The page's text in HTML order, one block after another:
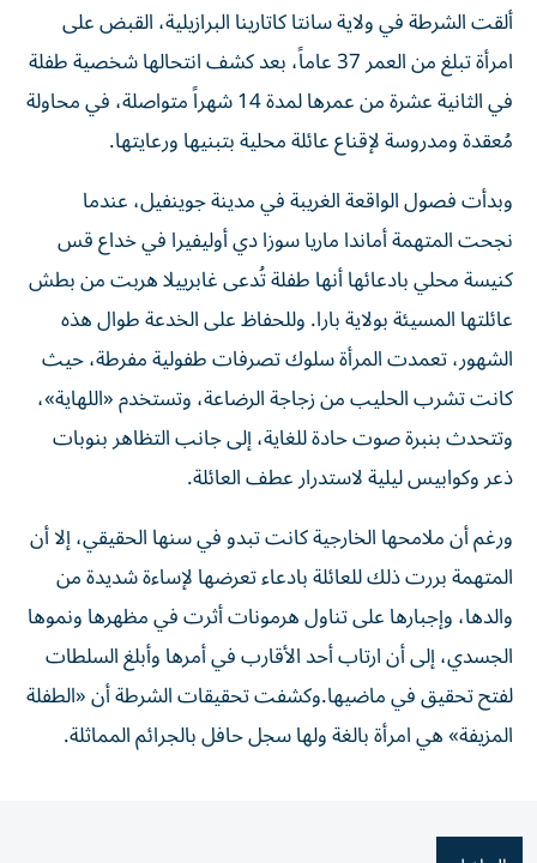
ألقت الشرطة في ولاية سانتا كاتارينا البرازيلية، القبض على
امرأة تبلغ من العمر 37 عاماً، بعد كشف انتحالها شخصية طفلة
في الثانية عشرة من عمرها لمدة 14 شهراً متواصلة، في محاولة
مُعقدة ومدروسة لإقناع عائلة محلية بتبنيها ورعايتها.
وبدأت فصول الواقعة الغريبة في مدينة جوينفيل، عندما
نجحت المتهمة أماندا ماريا سوزا دي أوليفيرا في خداع قس
كنيسة محلي بادعائها أنها طفلة تُدعى غابرييلا هربت من بطش
عائلتها المسيئة بولاية بارا. وللحفاظ على الخدعة طوال هذه
الشهور، تعمدت المرأة سلوك تصرفات طفولية مفرطة، حيث
كانت تشرب الحليب من زجاجة الرضاعة، وتستخدم «اللهاية»،
وتتحدث بنبرة صوت حادة للغاية، إلى جانب التظاهر بنوبات
ذعر وكوابيس ليلية لاستدرار عطف العائلة.
ورغم أن ملامحها الخارجية كانت تبدو في سنها الحقيقي، إلا أن
المتهمة بررت ذلك للعائلة بادعاء تعرضها لإساءة شديدة من
والدها، وإجبارها على تناول هرمونات أثرت في مظهرها ونموها
الجسدي، إلى أن ارتاب أحد الأقارب في أمرها وأبلغ السلطات
لفتح تحقيق في ماضيها.وكشفت تحقيقات الشرطة أن «الطفلة
المزيفة» هي امرأة بالغة ولها سجل حافل بالجرائم المماثلة.